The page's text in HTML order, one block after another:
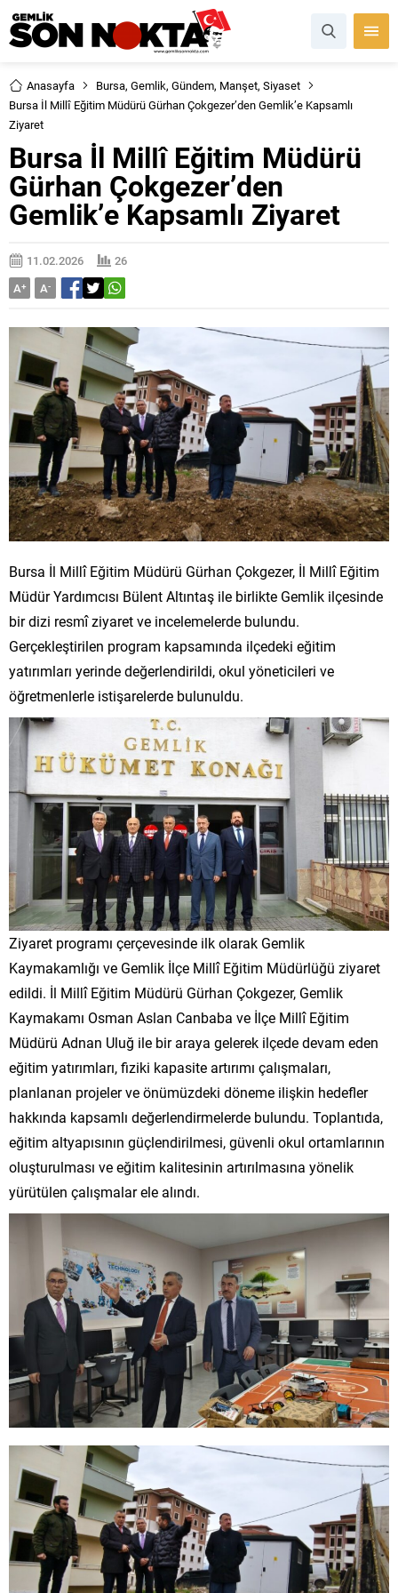
Anasayfa Bursa, Gemlik, Gündem, Manşet, Siyaset
Bursa İl Millî Eğitim Müdürü Gürhan Çokgezer’den Gemlik’e Kapsamlı
Ziyaret
Bursa İl Millî Eğitim Müdürü
Gürhan Çokgezer’den
Gemlik’e Kapsamlı Ziyaret
11.02.2026
26
A+ A-
Bursa İl Millî Eğitim Müdürü Gürhan Çokgezer, İl Millî Eğitim
Müdür Yardımcısı Bülent Altıntaş ile birlikte Gemlik ilçesinde
bir dizi resmî ziyaret ve incelemelerde bulundu.
Gerçekleştirilen program kapsamında ilçedeki eğitim
yatırımları yerinde değerlendirildi, okul yöneticileri ve
öğretmenlerle istişarelerde bulunuldu.
Ziyaret programı çerçevesinde ilk olarak Gemlik
Kaymakamlığı ve Gemlik İlçe Millî Eğitim Müdürlüğü ziyaret
edildi. İl Millî Eğitim Müdürü Gürhan Çokgezer, Gemlik
Kaymakamı Osman Aslan Canbaba ve İlçe Millî Eğitim
Müdürü Adnan Uluğ ile bir araya gelerek ilçede devam eden
eğitim yatırımları, fiziki kapasite artırımı çalışmaları,
planlanan projeler ve önümüzdeki döneme ilişkin hedefler
hakkında kapsamlı değerlendirmelerde bulundu. Toplantıda,
eğitim altyapısının güçlendirilmesi, güvenli okul ortamlarının
oluşturulması ve eğitim kalitesinin artırılmasına yönelik
yürütülen çalışmalar ele alındı.